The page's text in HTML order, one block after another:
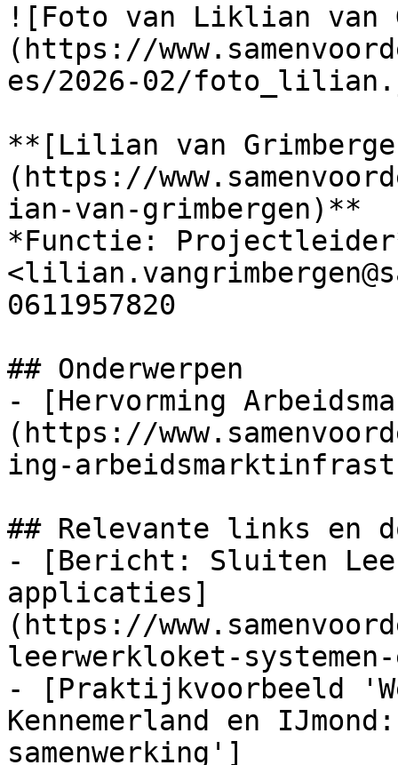
![Foto van Liklian van
(https://
es/2026-02/
**[Lilian van
(https://
ian-van-grimbergen)**
*Functie:
0611957820
## Onderwerpen
- [Hervorming
(https://
ing-
## Relevante links en
- [Bericht: Sluiten
applicaties]
(https://
leerwerkloket-
- [Praktijkvoorbeeld
Kennemerland en
samenwerking']